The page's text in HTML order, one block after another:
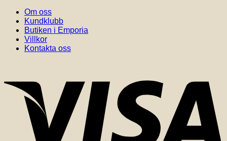
Om oss
Kundklubb
Butiken i Emporia
Villkor
Kontakta oss